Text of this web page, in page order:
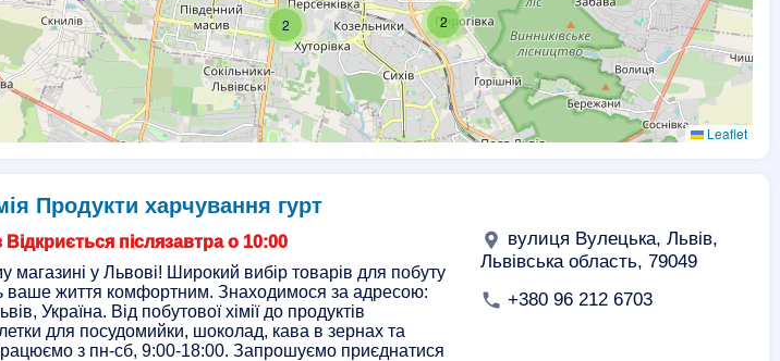
2
2
Leaflet
Продукти харчування гурт
післязавтра о 10:00
магазині у Львові! Широкий вибір товарів для побуту
ваше життя комфортним. Знаходимося за адресою:
Україна. Від побутової хімії до продуктів
для посудомийки, шоколад, кава в зернах та
з пн-сб, 9:00-18:00. Запрошуємо приєднатися
вулиця Вулецька, Львів,
Львівська область, 79049
+380 96 212 6703